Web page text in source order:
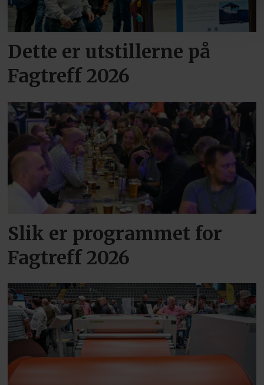
Dette er utstillerne på
Fagtreff 2026
Slik er programmet for
Fagtreff 2026